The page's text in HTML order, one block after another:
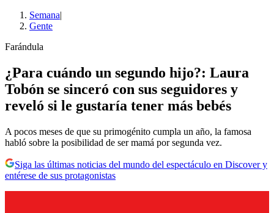
Semana|
Gente
Farándula
¿Para cuándo un segundo hijo?: Laura
Tobón se sinceró con sus seguidores y
reveló si le gustaría tener más bebés
A pocos meses de que su primogénito cumpla un año, la famosa
habló sobre la posibilidad de ser mamá por segunda vez.
Siga las últimas noticias del mundo del espectáculo en Discover y
entérese de sus protagonistas